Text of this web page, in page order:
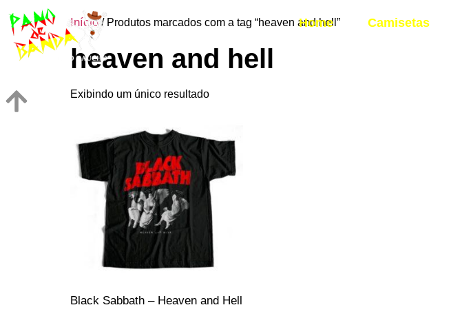
Home Camisetas
Início/ Produtos marcados com a tag “heaven and hell”
heaven and hell
Exibindo um único resultado
Black Sabbath – Heaven and Hell